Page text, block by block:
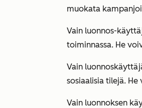
muokata
Vain luonnos-
toiminnassa. He
Vain
sosiaalisia tilejä. He
Vain luonnoksen